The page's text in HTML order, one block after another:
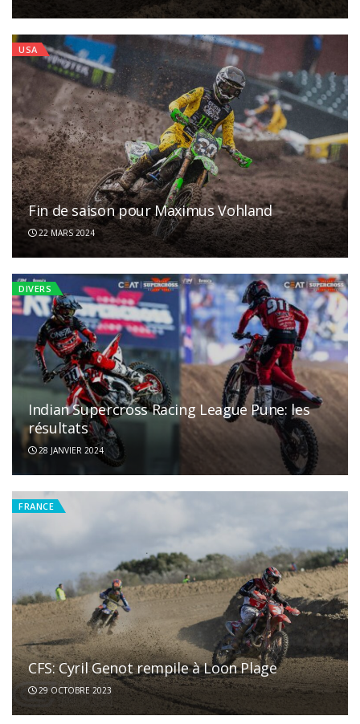
USA
Fin de saison pour Maximus Vohland
22 MARS 2024
DIVERS
Indian Supercross Racing League Pune: les
résultats
28 JANVIER 2024
FRANCE
CFS: Cyril Genot rempile à Loon Plage
29 OCTOBRE 2023